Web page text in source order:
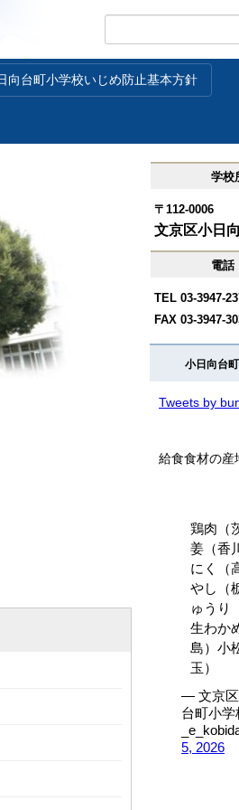
向台町小学校いじめ防止基本方針
学校
〒112-0006
文京区小日
電話
TEL 03-3947-
FAX 03-3947-
小日向台
Tweets by
給食食材の産
鶏肉（
姜（香
にく（
やし（
ゅうり
生わか
島）小
玉）
— 文京区
台町小学
5, 2026